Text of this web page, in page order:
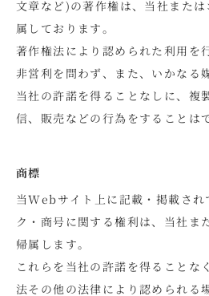
文章など)の著作権は、当社また
属しております。
著作権法により認められた利用を
非営利を問わず、また、いかなる
当社の許諾を得ることなしに、複
信、販売などの行為をすることは
商標
当Webサイト上に記載・掲載され
ク・商号に関する権利は、当社ま
帰属します。
これらを当社の許諾を得ることな
法その他の法律により認められる